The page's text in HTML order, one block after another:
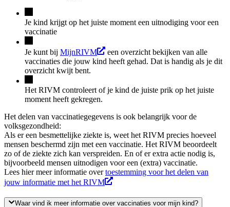
Je kind krijgt op het juiste moment een uitnodiging voor een
vaccinatie
Je kunt bij MijnRIVM
een overzicht bekijken van alle
vaccinaties die jouw kind heeft gehad. Dat is handig als je dit
overzicht kwijt bent.
Het RIVM controleert of je kind de juiste prik op het juiste
moment heeft gekregen.
Het delen van vaccinatiegegevens is ook belangrijk voor de
volksgezondheid:
Als er een besmettelijke ziekte is, weet het RIVM precies hoeveel
mensen beschermd zijn met een vaccinatie. Het RIVM beoordeelt
zo of de ziekte zich kan verspreiden. En of er extra actie nodig is,
bijvoorbeeld mensen uitnodigen voor een (extra) vaccinatie.
Lees hier meer informatie overtoestemming voor het delen van
jouw informatie met het RIVM
Waar vind ik meer informatie over vaccinaties voor mijn kind?